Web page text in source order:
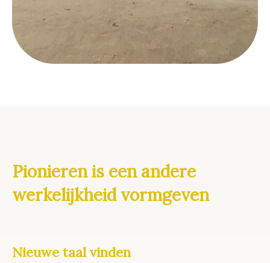
Pionieren is een andere
werkelijkheid vormgeven
Nieuwe taal vinden